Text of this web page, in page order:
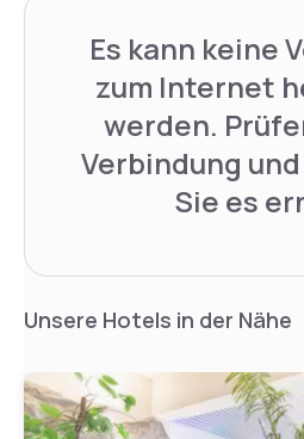
Es kann keine
zum Internet
werden.
Verbindung
Sie es
Unsere Hotels in der Nähe